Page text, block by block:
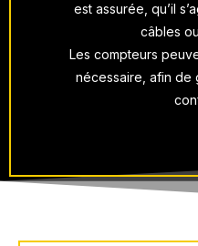
est assurée, qu’il
câbles
Les compteurs
nécessaire, afin de